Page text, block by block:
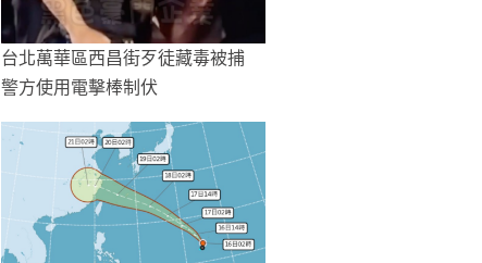
台北萬華區西昌街歹徒藏毒被捕
警方使用電擊棒制伏